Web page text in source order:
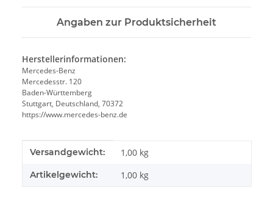
Angaben zur Produktsicherheit
Herstellerinformationen:
Mercedes-Benz
Mercedesstr. 120
Baden-Württemberg
Stuttgart, Deutschland, 70372
https://www.mercedes-benz.de
Produkteigenschaft
Wert
Versandgewicht: 1,00 kg
Artikelgewicht: 1,00 kg